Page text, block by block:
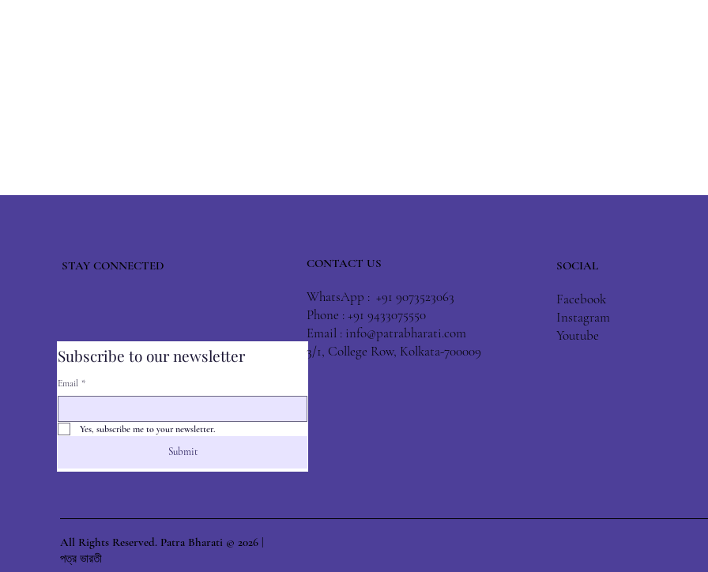
Subscribe to our newsletter
Email *
Yes, subscribe me to your newsletter.
Submit
STAY CONNECTED CONTACT US
WhatsApp : +91 9073523063
Phone : +91 9433075550
Email : info@patrabharati.com
3/1, College Row, Kolkata-700009
SOCIAL
Facebook
Instagram
Youtube
All Rights Reserved. Patra Bharati © 2026 |
পত্র ভারতী